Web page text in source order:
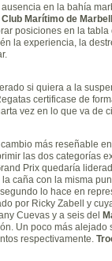
en la bahía
Club Marítimo de
posiciones en la
la experiencia, la
si quiera a la
certificase de
vez en lo que va de
más reseñable
las dos categorías
Prix quedaría
caña con la misma
lo hace en
por Ricky Zabell y
Cuevas y a seis del
Un poco más
respectivamente.